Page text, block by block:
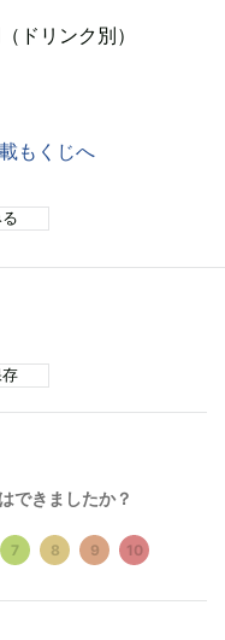
ドリンク別）
できましたか？
7 8 9 10